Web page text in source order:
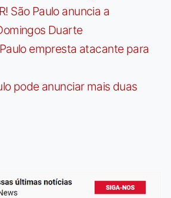
São Paulo anuncia a
Duarte
empresta atacante para
pode anunciar mais duas